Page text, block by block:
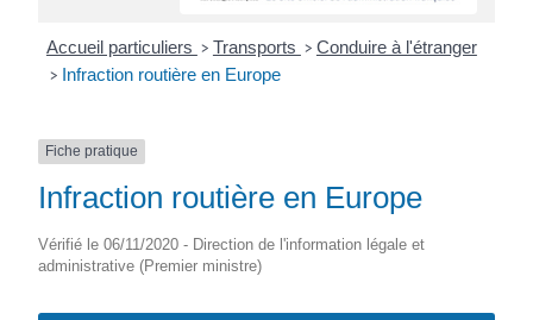
Accueil particuliers > Transports > Conduire à l'étranger
> Infraction routière en Europe
Fiche pratique
Infraction routière en Europe
Vérifié le 06/11/2020 - Direction de l'information légale et
administrative (Premier ministre)